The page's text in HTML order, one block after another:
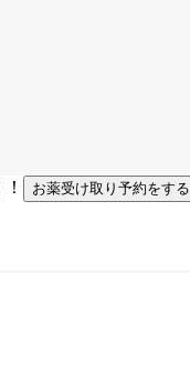
お薬受け取り予約をする